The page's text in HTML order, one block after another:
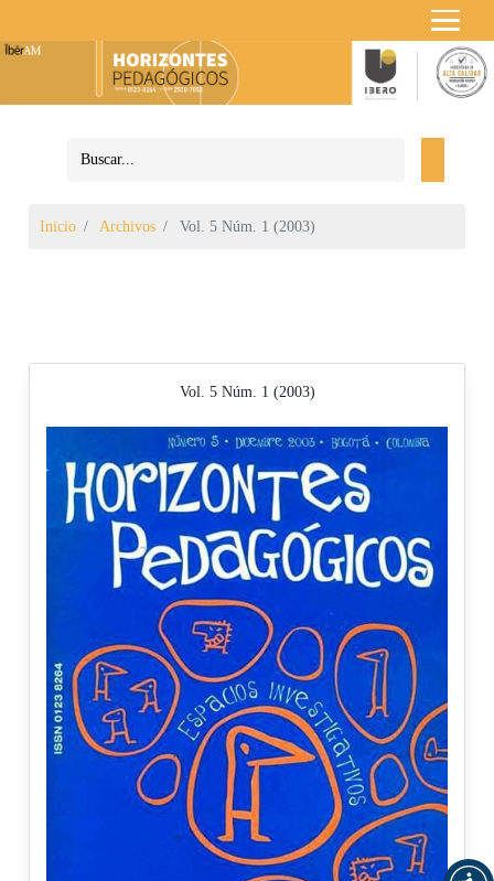
Inicio Archivos Vol. 5 Núm. 1 (2003)
Vol. 5 Núm. 1 (2003)